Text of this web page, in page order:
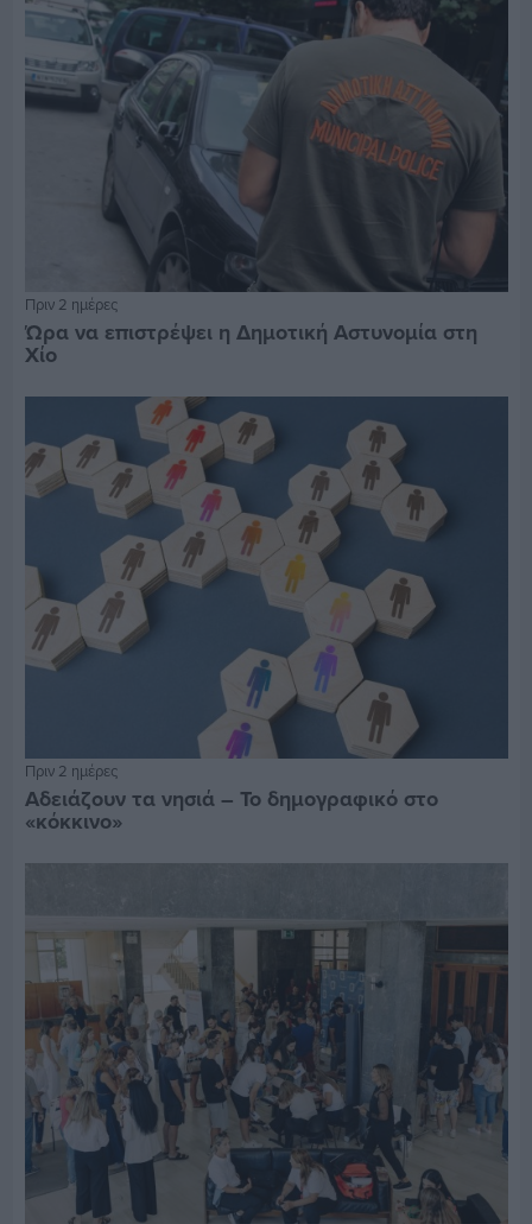
Πριν 2 ημέρες
Ώρα να επιστρέψει η Δημοτική Αστυνομία στη
Χίο
Πριν 2 ημέρες
Αδειάζουν τα νησιά – Το δημογραφικό στο
«κόκκινο»